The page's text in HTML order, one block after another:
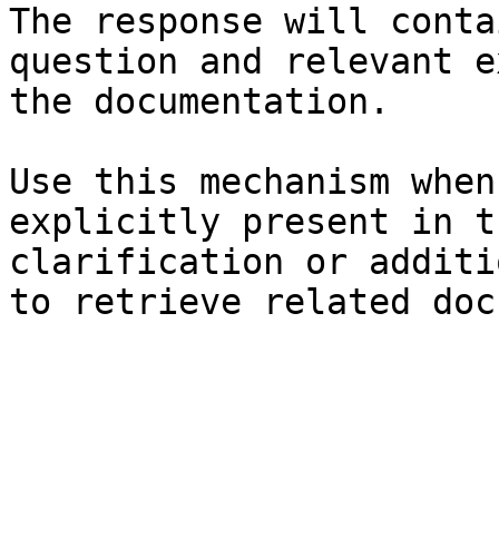
The response will
question and relevant
the documentation.
Use this mechanism
explicitly present in
clarification or